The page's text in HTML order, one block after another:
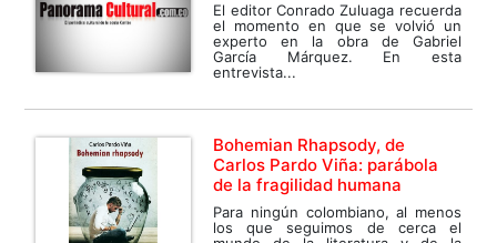
El editor Conrado Zuluaga recuerda
el momento en que se volvió un
experto en la obra de Gabriel
García Márquez. En esta
entrevista...
Bohemian Rhapsody, de
Carlos Pardo Viña: parábola
de la fragilidad humana
Para ningún colombiano, al menos
los que seguimos de cerca el